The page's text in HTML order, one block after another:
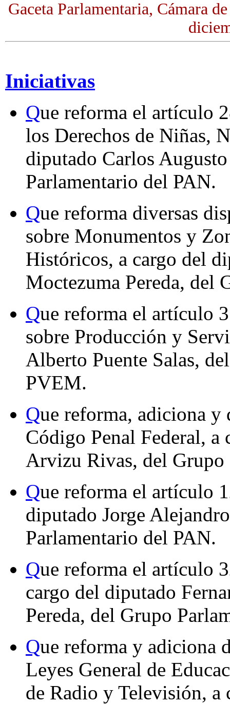
Gaceta Parlamentaria, Cámara
Iniciativas
Que reforma el artículo
los Derechos de Niñas,
diputado Carlos
Parlamentario del PAN.
Que reforma diversas
sobre Monumentos y
Históricos, a cargo del
Moctezuma Pereda, del
Que reforma el artículo
sobre Producción y
Alberto Puente Salas,
PVEM.
Que reforma, adiciona y
Código Penal Federal,
Arvizu Rivas, del Grupo
Que reforma el artículo
diputado Jorge
Parlamentario del PAN.
Que reforma el artículo
cargo del diputado
Pereda, del Grupo
Que reforma y adiciona
Leyes General de
de Radio y Televisión, a